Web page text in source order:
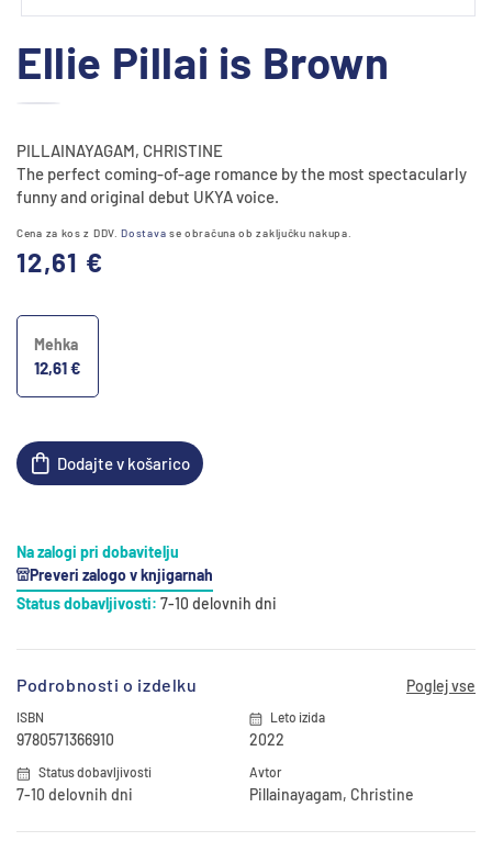
vsebine
1
odprite
modalnem
načinu
Ellie Pillai is Brown
PILLAINAYAGAM, CHRISTINE
The perfect coming-of-age romance by the most spectacularly
funny and original debut UKYA voice.
Cena za kos z DDV.Dostava se obračuna ob zaključku nakupa.
Redna
cena
12,61 €
Mehka
12,61 €
Dodajte v košarico
Na zalogi pri dobavitelju
Preveri zalogo v knjigarnah
Status dobavljivosti: 7-10 delovnih dni
Podrobnosti o izdelku Poglej vse
ISBN
9780571366910
Leto izida
2022
Status dobavljivosti
7-10 delovnih dni
Avtor
Pillainayagam, Christine